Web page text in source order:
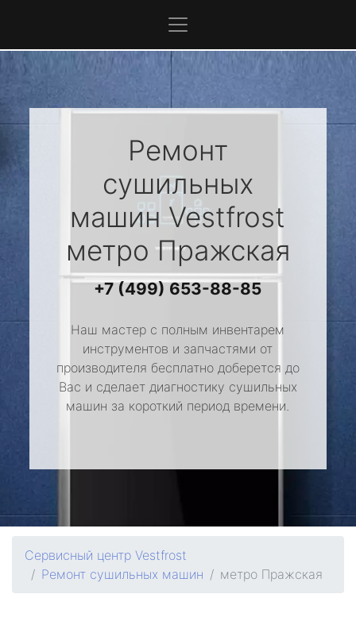
Ремонт
сушильных
машин Vestfrost
метро Пражская
+7 (499) 653-88-85
Наш мастер с полным инвентарем
инструментов и запчастями от
производителя бесплатно доберется до
Вас и сделает диагностику сушильных
машин за короткий период времени.
Сервисный центр Vestfrost
Ремонт сушильных машин
метро Пражская